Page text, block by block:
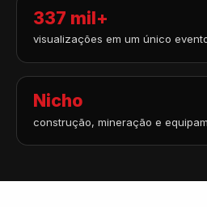
337 mil+
visualizações em um único
Nicho
construção, mineração e